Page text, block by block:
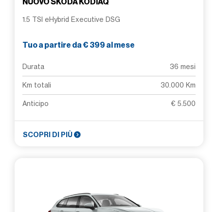
NUOVO ŠKODA KODIAQ
1.5 TSI eHybrid Executive DSG
Tuo a partire da € 399 al mese
Durata 36 mesi
Km totali 30.000 Km
Anticipo € 5.500
SCOPRI DI PIÙ